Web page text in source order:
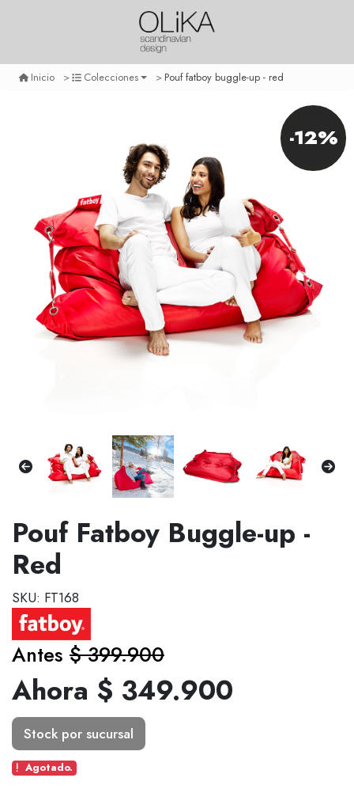
Inicio Colecciones Pouf fatboy buggle-up - red
-12%
Pouf Fatboy Buggle-up -
Red
SKU: FT168
Antes $ 399.900
Ahora $ 349.900
Stock por sucursal
Agotado.